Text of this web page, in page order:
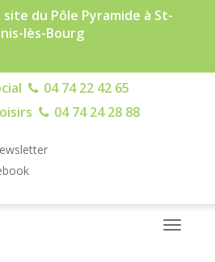
du Pôle Pyramide à St-
lès-Bourg
04 74 22 42 65
04 74 24 28 88
Toggle